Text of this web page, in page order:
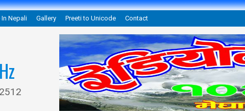
In Nepali Gallery Preeti to Unicode Contact